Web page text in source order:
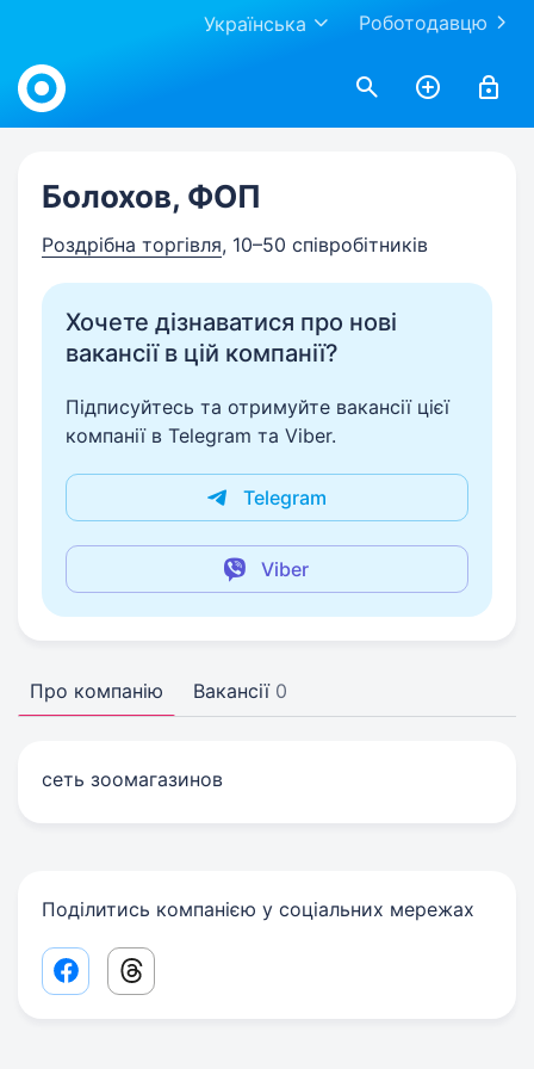
Роботодавцю
Українська
Work.ua
Болохов, ФОП
Роздрібна торгівля, 10–50 співробітників
Хочете дізнаватися про нові
вакансії в цій компанії?
Підписуйтесь та отримуйте вакансії цієї
компанії в Telegram та Viber.
Telegram
Viber
Про компанію Вакансії 0
сеть зоомагазинов
Поділитись компанією у соціальних мережах
Facebook share link
Threads share link